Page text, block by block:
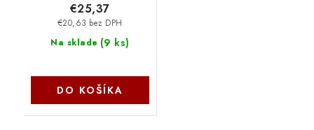
Na sklade (9 ks)
€20,63 bez DPH
€25,37
DO KOŠÍKA